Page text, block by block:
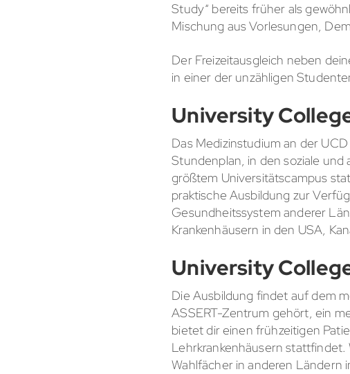
Study“ bereits früher als
Mischung aus Vorlesungen,
Der Freizeitausgleich neben
in einer der unzähligen
University
Das Medizinstudium an der
Stundenplan, in den soziale
größtem Universitätscampus
praktische Ausbildung zur
Gesundheitssystem anderer
Krankenhäusern in den USA,
University
Die Ausbildung findet auf dem
ASSERT-Zentrum gehört, ein
bietet dir einen frühzeitigen
Lehrkrankenhäusern
Wahlfächer in anderen Ländern